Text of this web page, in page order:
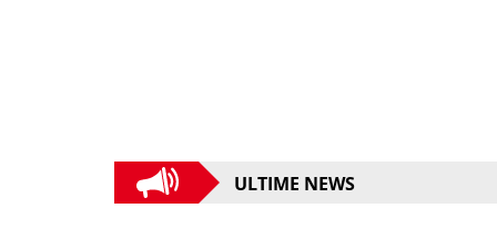
ULTIME NEWS